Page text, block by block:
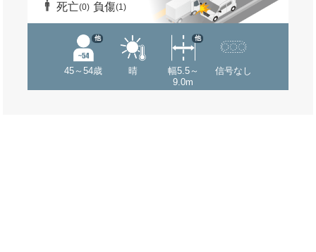
死亡(0) 負傷(1)
45～54歳
他
晴
幅5.5～
9.0m
他
信号なし